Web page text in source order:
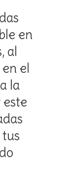
en
al
el
la